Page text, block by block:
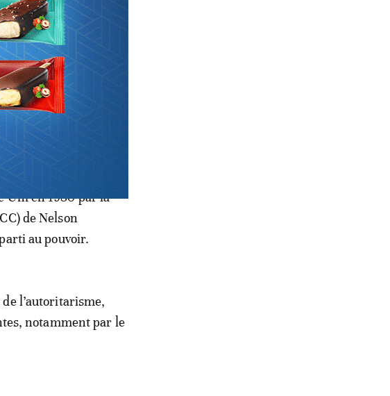
vous lassez jamais
rejetons la
à l’intimidation pour
Uni en 1980 par la
de Nelson
au pouvoir.
l’autoritarisme,
notamment par le